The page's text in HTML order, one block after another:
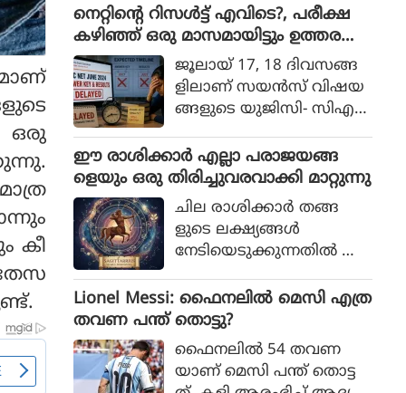
ഒരു
കീ
ളിച്ചിട്ടുള്ളത്.
നെറ്റിൻ്റെ റിസൾട്ട് എവിടെ?, പരീക്ഷ
കഴിഞ്ഞ് ഒരു മാസമായിട്ടും ഉത്തര
സൂചിക പോലുമില്ല, ആശങ്കയിൽ
വിദ്യാർഥികൾ
ജൂലായ് 17, 18 ദിവസങ്ങ
ളിലാണ് സയന്‍സ് വിഷയ
ങ്ങളുടെ യുജിസി- സിഎ
കള്‍ നടന്നത്.
ഈ രാശിക്കാര്‍ എല്ലാ പരാജയങ്ങ
ളെയും ഒരു തിരിച്ചുവരവാക്കി മാറ്റുന്നു
ചില രാശിക്കാര്‍ തങ്ങ
ളുടെ ലക്ഷ്യങ്ങള്‍
നേടിയെടുക്കുന്നതില്‍ അ
മുള്ളവരുമാണെന്ന് പറയ
പ്പെടുന്നു. എത്ര പരാജയ
ങ്ങള്‍ നേരിട്ടാലും അവര്‍
തങ്ങളുടെ സ്വപ്നങ്ങള്‍
സാക്ഷാത്കരിക്കാന്‍ ശ്ര
Lionel Messi: ഫൈനലിൽ മെസി എത്ര
തവണ പന്ത് തൊട്ടു?
ഫൈനലിൽ 54 തവണ
യാണ് മെസി പന്ത് തൊട്ട